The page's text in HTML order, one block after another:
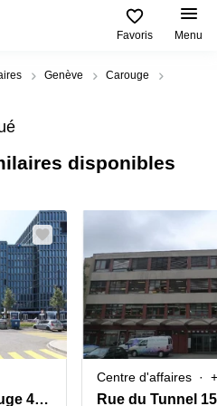
Favoris Menu
Genève
Carouge
disponibles
Esplanade de Pont-Rouge 4,5. Stock
Centre d'affaires
Rue du Tunnel 15